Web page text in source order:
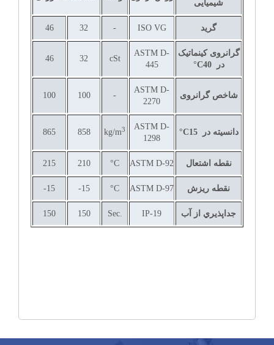
شیمیایی
گرید ISO VG
-
32
46
گرانروی کینماتیک
در
40
°C
ASTM D-
445
cSt
32
46
شاخص گرانروی
ASTM D-
2270
-
100
100
دانسیته در 15
°C
ASTM D-
1298
kg/m3
858
865
نقطه اشتعال ASTM D-92
°C
210
215
نقطه ریزش ASTM D-97
°C
15-
15-
جداپذيري از آب IP-19
Sec.
150
150